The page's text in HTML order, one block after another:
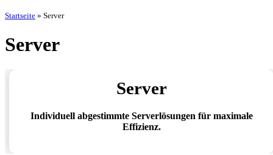
Startseite » Server
Server
Server
Individuell abgestimmte Serverlösungen für maximale
Effizienz.